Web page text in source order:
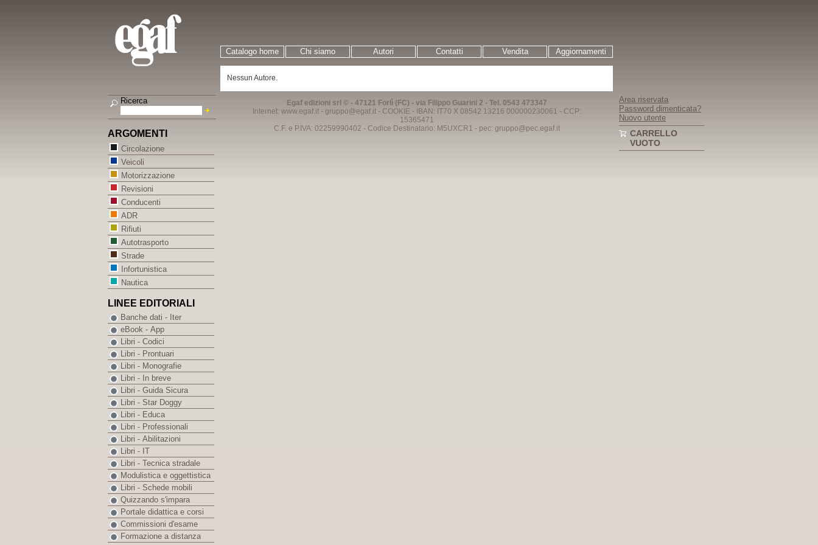
Catalogo home Chi siamo Autori Contatti Vendita Aggiornamenti
Nessun Autore.
Egaf edizioni srl © - 47121 Forlì (FC) - via Filippo Guarini 2 - Tel. 0543 473347
Internet: www.egaf.it - gruppo@egaf.it- COOKIE- IBAN: IT70 X 08542 13216 000000230061 - CCP:
15365471
C.F. e P.IVA: 02259990402 - Codice Destinatario: M5UXCR1 - pec: gruppo@pec.egaf.it
Ricerca
ARGOMENTI
Circolazione
Veicoli
Motorizzazione
Revisioni
Conducenti
ADR
Rifiuti
Autotrasporto
Strade
Infortunistica
Nautica
LINEE EDITORIALI
Banche dati - Iter
eBook - App
Libri - Codici
Libri - Prontuari
Libri - Monografie
Libri - In breve
Libri - Guida Sicura
Libri - Star Doggy
Libri - Educa
Libri - Professionali
Libri - Abilitazioni
Libri - IT
Libri - Tecnica stradale
Modulistica e oggettistica
Libri - Schede mobili
Quizzando s'impara
Portale didattica e corsi
Commissioni d'esame
Formazione a distanza
Area riservata
Password dimenticata?
Nuovo utente
CARRELLO
VUOTO